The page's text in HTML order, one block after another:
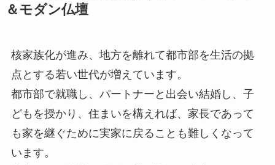
＆モダン仏壇
核家族化が進み、地方を離れて都市部を生活の拠
点とする若い世代が増えています。
都市部で就職し、パートナーと出会い結婚し、子
どもを授かり、住まいを構えれば、家長であって
も家を継ぐために実家に戻ることも難しくなって
います。